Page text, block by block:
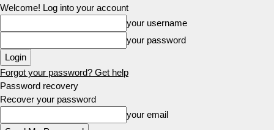
Welcome! Log into your account
your username
your password
Forgot your password? Get help
Password recovery
Recover your password
your email